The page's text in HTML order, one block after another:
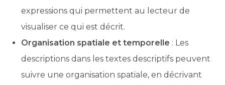
expressions qui permettent au lecteur de
visualiser ce qui est décrit.
Organisation spatiale et temporelle : Les
descriptions dans les textes descriptifs peuvent
suivre une organisation spatiale, en décrivant